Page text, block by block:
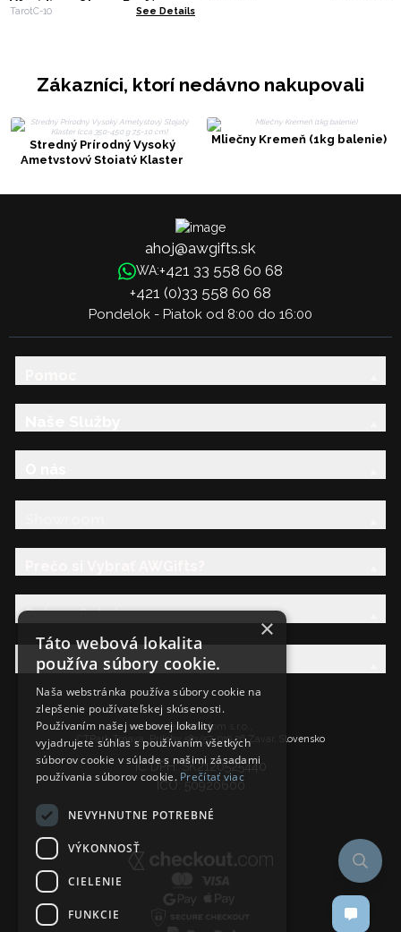
Vševidiace Oko - s Brožúrou
TarotC-10 See Details
Zákazníci, ktorí nedávno nakupovali
Stredný Prírodný Vysoký
Ametystový Stojatý Klaster
Mliečny Kremeň (1kg balenie)
ahoj@awgifts.sk
WA:+421 33 558 60 68
+421 (0)33 558 60 68
Pondelok - Piatok od 8:00 do 16:00
Právna Sekcia
AW Rodina
Ancient Wisdom s.r.o.,
CTPark Trnava, Prílohy 583/57, 919 26 Zavar, Slovensko
IČ DPH: SK2120525440
IČO: 50920600
×
Táto webová lokalita
používa súbory cookie.
Naša webstránka používa súbory cookie na
zlepšenie používateľskej skúsenosti.
Používaním našej webovej lokality
vyjadrujete súhlas s používaním všetkých
súborov cookie v súlade s našimi zásadami
používania súborov cookie. Prečítať viac
NEVYHNUTNE POTREBNÉ
VÝKONNOSŤ
CIELENIE
FUNKCIE